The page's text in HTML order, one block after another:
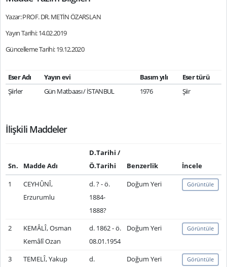
Yazar: PROF. DR. METİN ÖZARSLAN
Yayın Tarihi: 14.02.2019
Güncelleme Tarihi: 19.12.2020
Eser Adı Yayın evi Basım yılı
Eser türü
Şiirler
Gün Matbaası / İSTANBUL 1976 Şiir
İlişkili Maddeler
Sn. Madde Adı
D.Tarihi /
Ö.Tarihi
Benzerlik
İncele
1
CEYHÛNÎ,
Erzurumlu
d. ? - ö.
1884-
1888?
Doğum Yeri Görüntüle
2
KEMÂLÎ, Osman
Kemâlî Ozan
d. 1862 - ö.
08.01.1954
Doğum Yeri Görüntüle
3
TEMELÎ, Yakup
d.
Doğum Yeri Görüntüle